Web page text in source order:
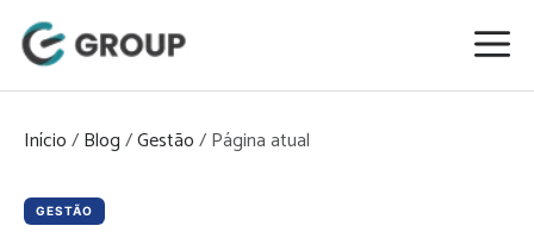
para
conteúdo
Início/Blog/Gestão/
GESTÃO